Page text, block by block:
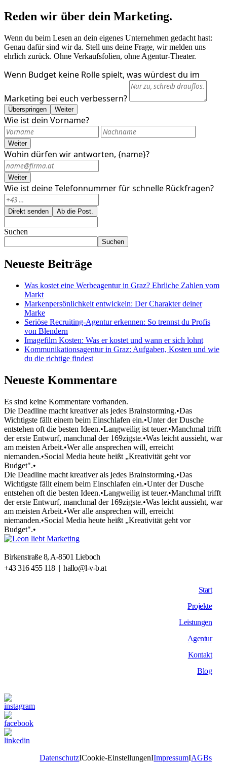
Reden wir über dein Marketing.
Wenn du beim Lesen an dein eigenes Unternehmen gedacht hast:
Genau dafür sind wir da. Stell uns deine Frage, wir melden uns
ehrlich zurück. Ohne Verkaufsfolien, ohne Agentur-Theater.
Wenn Budget keine Rolle spielt, was würdest du im
Marketing bei euch verbessern?
Überspringen Weiter
Wie ist dein Vorname?
Weiter
Wohin dürfen wir antworten, {name}?
Weiter
Wie ist deine Telefonnummer für schnelle Rückfragen?
Direkt senden Ab die Post.
Suchen
Suchen
Neueste Beiträge
Was kostet eine Werbeagentur in Graz? Ehrliche Zahlen vom
Markt
Markenpersönlichkeit entwickeln: Der Charakter deiner
Marke
Seriöse Recruiting-Agentur erkennen: So trennst du Profis
von Blendern
Imagefilm Kosten: Was er kostet und wann er sich lohnt
Kommunikationsagentur in Graz: Aufgaben, Kosten und wie
du die richtige findest
Neueste Kommentare
Es sind keine Kommentare vorhanden.
Die Deadline macht kreativer als jedes Brainstorming.•Das
Wichtigste fällt einem beim Einschlafen ein.•Unter der Dusche
entstehen oft die besten Ideen.•Langweilig ist teuer.•Manchmal trifft
der erste Entwurf, manchmal der 169zigste.•Was leicht aussieht, war
am meisten Arbeit.•Wer alle ansprechen will, erreicht
niemanden.•Social Media heute heißt „Kreativität geht vor
Budget".•
Die Deadline macht kreativer als jedes Brainstorming.•Das
Wichtigste fällt einem beim Einschlafen ein.•Unter der Dusche
entstehen oft die besten Ideen.•Langweilig ist teuer.•Manchmal trifft
der erste Entwurf, manchmal der 169zigste.•Was leicht aussieht, war
am meisten Arbeit.•Wer alle ansprechen will, erreicht
niemanden.•Social Media heute heißt „Kreativität geht vor
Budget".•
Birkenstraße 8, A-8501 Lieboch
+43 316 455 118 | hallo@l-v-b.at
Start
Projekte
Leistungen
Agentur
Kontakt
Blog
DatenschutzICookie-EinstellungenIImpressumIAGBs